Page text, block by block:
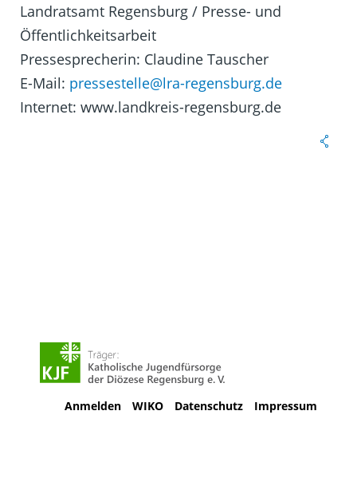
Landratsamt Regensburg / Presse- und
Öffentlichkeitsarbeit
Pressesprecherin: Claudine Tauscher
E-Mail: pressestelle@lra-regensburg.de
Internet: www.landkreis-regensburg.de
Impressum
Datenschutz
WIKO
Anmelden